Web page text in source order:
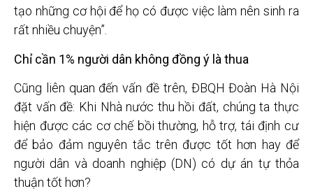
tạo những cơ hội để họ có được việc làm nên sinh ra
rất nhiều chuyện”.
Chỉ cần 1% người dân không đồng ý là thua
Cũng liên quan đến vấn đề trên, ĐBQH Đoàn Hà Nội
đặt vấn đề: Khi Nhà nước thu hồi đất, chúng ta thực
hiện được các cơ chế bồi thường, hỗ trợ, tái định cư
để bảo đảm nguyên tắc trên được tốt hơn hay để
người dân và doanh nghiệp (DN) có dự án tự thỏa
thuận tốt hơn?